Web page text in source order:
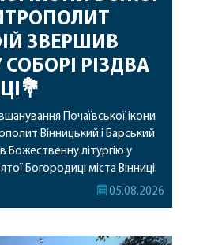
ЗВЕРШИВ
СОБОРІ РІЗДВА
Почаївської ікони
Вінницький і Барський
Божественну літургію у
Богородиці міста Вінниці.
співслужили
час богослужіння підносилися
05.08.2026